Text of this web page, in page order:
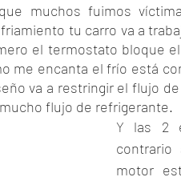
muchos fuimos
tu carro va a
el termostato bloque
me encanta el frío está
va a restringir el flujo
flujo de refrigerante.
Y las 2
motor